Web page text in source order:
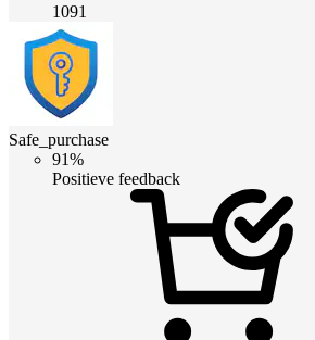
1091
Safe_purchase
91%
Positieve feedback